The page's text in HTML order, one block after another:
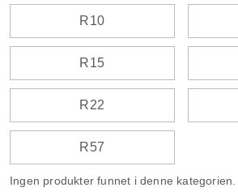
R10
R15
R22
R57
Ingen produkter funnet i denne kategorien.